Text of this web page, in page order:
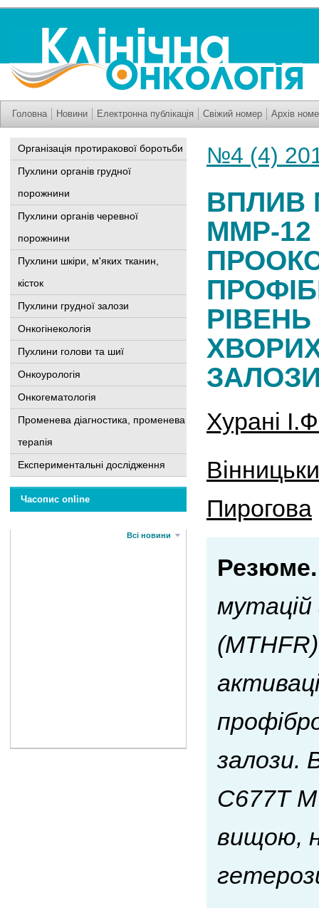
Головна Новини Електронна публікація Свіжий номер Архів
Організація протиракової боротьби
Пухлини органів грудної
порожнини
Пухлини органів черевної
порожнини
Пухлини шкіри, м'яких тканин,
кісток
Пухлини грудної залози
Онкогінекологія
Пухлини голови та шиї
Онкоурологія
Онкогематологія
Променева діагностика, променева
терапія
Експериментальні дослідження
Часопис online
Всі новини
№4 (4)
ВПЛИВ
ММР-12
Хурані
Пирогова
Резюме.
(МТНFR)
залози.
С677Т
вищою,